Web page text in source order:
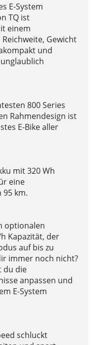
E-System
TQ ist
einem
Gewicht
und
800 Series
Rahmendesign ist
E-Bike aller
mit 320 Wh
eine
95 km.
optionalen
Kapazität, der
auf bis zu
immer noch nicht?
du die
anpassen und
E-System
schluckt